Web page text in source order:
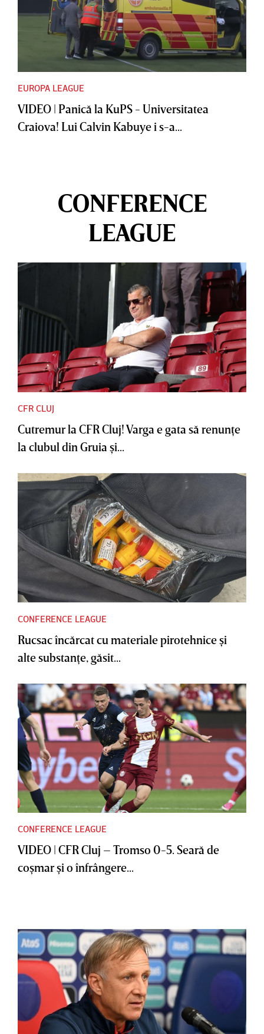
EUROPA LEAGUE
VIDEO | Panică la KuPS - Universitatea
Craiova! Lui Calvin Kabuye i s-a...
CONFERENCE
LEAGUE
CFR CLUJ
Cutremur la CFR Cluj! Varga e gata să renunţe
la clubul din Gruia şi...
CONFERENCE LEAGUE
Rucsac încărcat cu materiale pirotehnice şi
alte substanţe, găsit...
CONFERENCE LEAGUE
VIDEO | CFR Cluj – Tromso 0-5. Seară de
coşmar şi o înfrângere...